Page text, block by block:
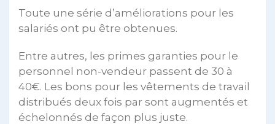
Toute une série d’améliorations pour les
salariés ont pu être obtenues.
Entre autres, les primes garanties pour le
personnel non-vendeur passent de 30 à
40€. Les bons pour les vêtements de travail
distribués deux fois par sont augmentés et
échelonnés de façon plus juste.